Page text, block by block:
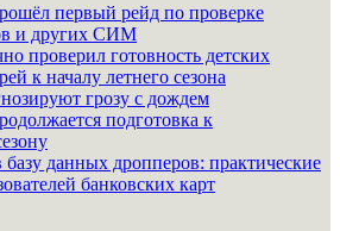
первый рейд по проверке
и других СИМ
проверил готовность детских
к началу летнего сезона
грозу с дождем
подготовка к
базу данных дропперов: практические
банковских карт